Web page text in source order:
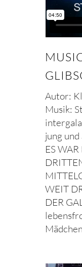
Autor:
Musik:
jung
ES
WEIT
DER